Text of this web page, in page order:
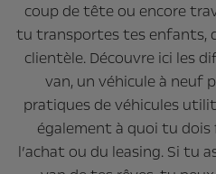
coup de tête ou encore
tu transportes tes enfants,
clientèle. Découvre ici les
van, un véhicule à neuf
pratiques de véhicules
également à quoi tu
l’achat ou du leasing. Si tu